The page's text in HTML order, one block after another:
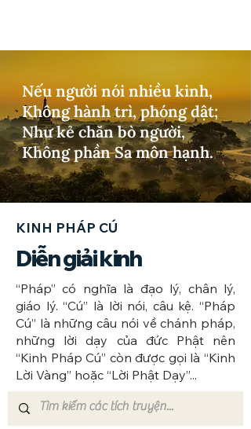
Nếu người nói nhiều kinh,
Không hành trì, phóng dật;
Như kẻ chăn bò người,
Không phần Sa môn hạnh.
KINH PHÁP CÚ
Diễn giải kinh
​“Pháp” có nghĩa là đạo lý, chân lý,
giáo lý. “Cú” là lời nói, câu kệ. “Pháp
Cú” là những câu nói về chánh pháp,
những lời dạy của đức Phật nên
“Kinh Pháp Cú” còn được gọi là “Kinh
Lời Vàng” hoặc “Lời Phật Dạy”...